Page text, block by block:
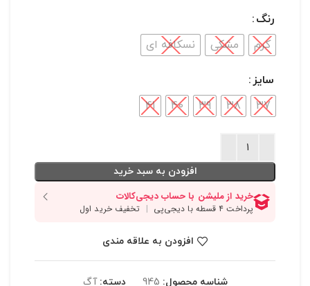
رنگ
کرم
مشکی نسکافه ای
سایز
37
38
39
40
41
افزودن به سبد خرید
افزودن به علاقه مندی
شناسه محصول: 945 دسته: آگ